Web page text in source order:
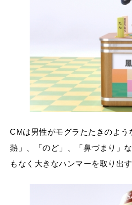
CMは男性がモグラたたきのよ
熱」、「のど」、「鼻づまり」
もなく大きなハンマーを取り出